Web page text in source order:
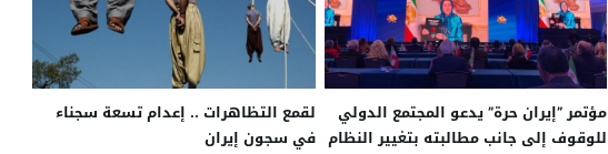
مؤتمر ”إيران حرة” يدعو المجتمع الدولي
للوقوف إلى جانب مطالبته بتغيير النظام
لقمع التظاهرات .. إعدام تسعة سجناء
في سجون إيران